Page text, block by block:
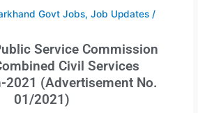
Govt Jobs,Job Updates /
Service Commission
Civil Services
2021 (Advertisement No.
01/2021)